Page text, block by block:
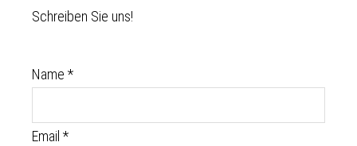
Schreiben Sie uns!
Name *
Email *